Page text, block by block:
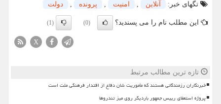
تگهای خبر:
آنلاین , امنیت , پرونده , دولت
این مطلب نام را می پسندید؟ (0)
(1)
X
تازه ترین مطالب مرتبط
خبرنگاران رزمندگانی هستند که مأموریت شان دفاع از اقتدار فرهنگی ملت است
پروژه استعفای رییس جمهور باردیگر روی میز تندروها